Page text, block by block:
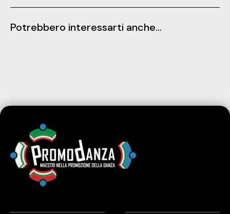
Potrebbero interessarti anche...